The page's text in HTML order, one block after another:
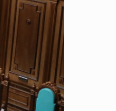
Конституційний
України